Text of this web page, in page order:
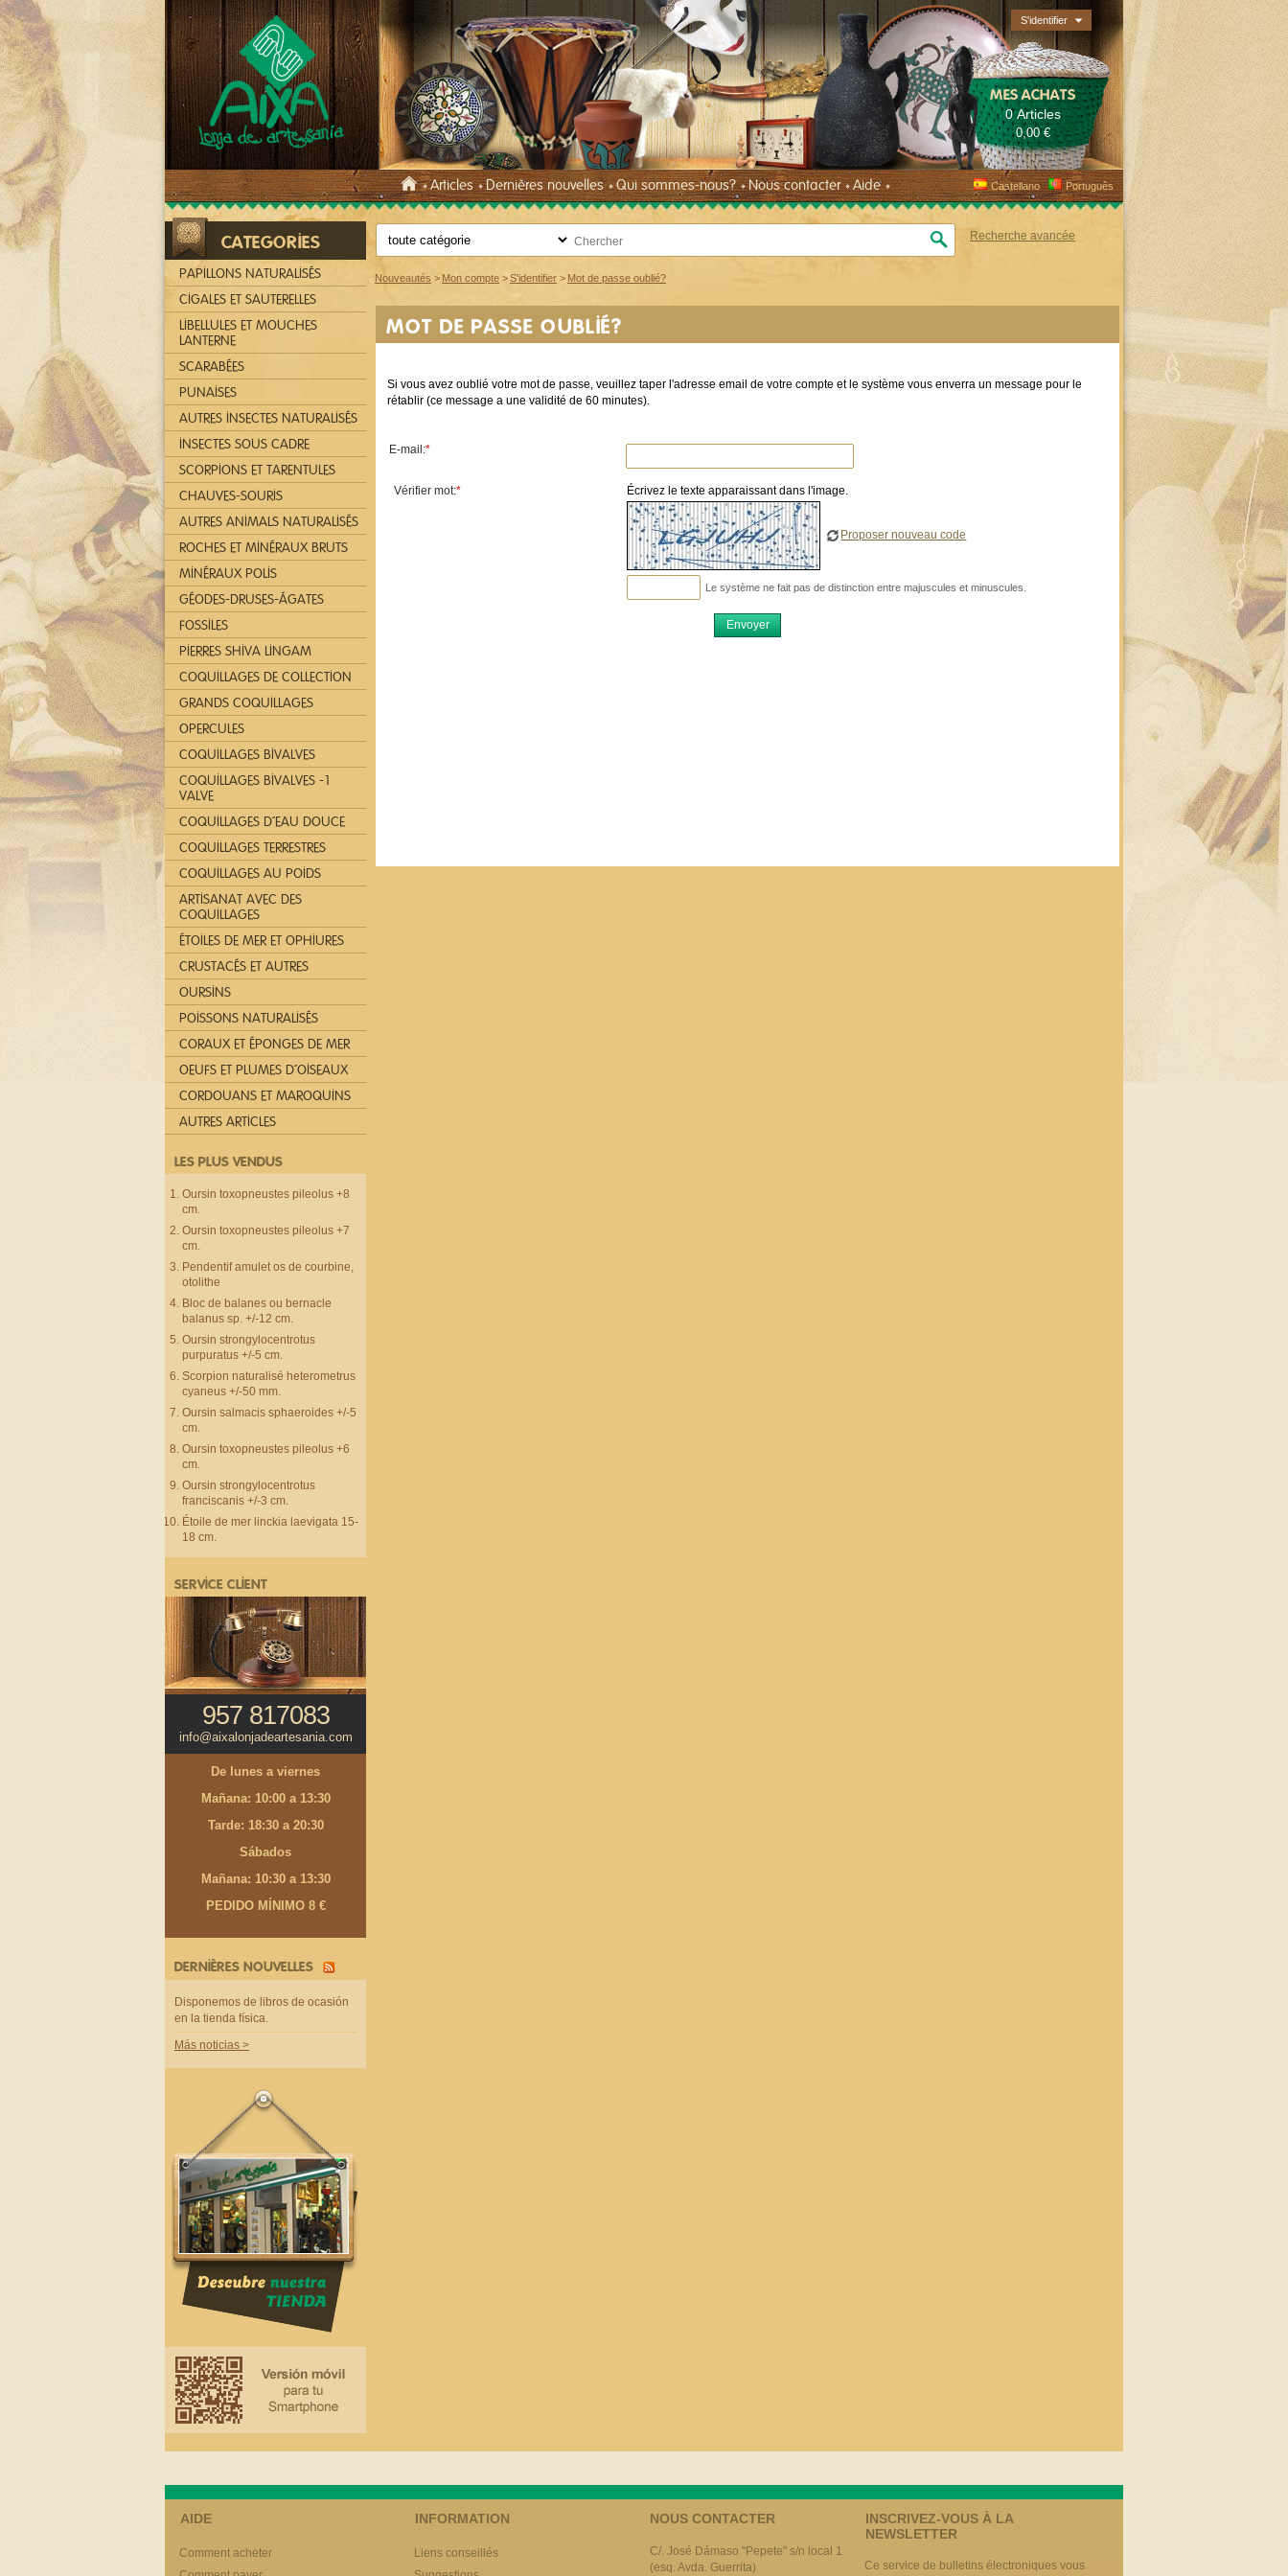
Nouveautés > Mon compte >S'identifier > Mot de passe oublié?
MOT DE PASSE OUBLIÉ?
Si vous avez oublié votre mot de passe, veuillez taper l'adresse email de votre compte et le système vous enverra un message pour le
rétablir (ce message a une validité de 60 minutes).
E-mail:*
Vérifier mot:* Écrivez le texte apparaissant dans l'image.
Proposer nouveau code
Le système ne fait pas de distinction entre majuscules et minuscules.
CATEGORIES
PAPILLONS NATURALISÉS
CIGALES ET SAUTERELLES
LIBELLULES ET MOUCHES
LANTERNE
SCARABÉES
PUNAISES
AUTRES INSECTES NATURALISÉS
INSECTES SOUS CADRE
SCORPIONS ET TARENTULES
CHAUVES-SOURIS
AUTRES ANIMALS NATURALISÉS
ROCHES ET MINÉRAUX BRUTS
MINÉRAUX POLIS
GÉODES-DRUSES-ÁGATES
FOSSILES
PIERRES SHIVA LINGAM
COQUILLAGES DE COLLECTION
GRANDS COQUILLAGES
OPERCULES
COQUILLAGES BIVALVES
COQUILLAGES BIVALVES -1
VALVE
COQUILLAGES D´EAU DOUCE
COQUILLAGES TERRESTRES
COQUILLAGES AU POIDS
ARTISANAT AVEC DES
COQUILLAGES
ÉTOILES DE MER ET OPHIURES
CRUSTACÉS ET AUTRES
OURSINS
POISSONS NATURALISÉS
CORAUX ET ÉPONGES DE MER
OEUFS ET PLUMES D´OISEAUX
CORDOUANS ET MAROQUINS
AUTRES ARTICLES
LES PLUS VENDUS
Oursin toxopneustes pileolus +8
cm.
Oursin toxopneustes pileolus +7
cm.
Pendentif amulet os de courbine,
otolithe
Bloc de balanes ou bernacle
balanus sp. +/-12 cm.
Oursin strongylocentrotus
purpuratus +/-5 cm.
Scorpion naturalisé heterometrus
cyaneus +/-50 mm.
Oursin salmacis sphaeroides +/-5
cm.
Oursin toxopneustes pileolus +6
cm.
Oursin strongylocentrotus
franciscanis +/-3 cm.
Étoile de mer linckia laevigata 15-
18 cm.
SERVICE CLIENT
957 817083
info@aixalonjadeartesania.com
De lunes a viernes
Mañana: 10:00 a 13:30
Tarde: 18:30 a 20:30
Sábados
Mañana: 10:30 a 13:30
PEDIDO MÍNIMO 8 €
DERNIÈRES NOUVELLES
Disponemos de libros de ocasión
en la tienda física.
Más noticias >
Castellano Português
MES ACHATS
0 Articles
0,00 €
Recherche avancée
S'identifier
Articles Dernières nouvelles Qui sommes-nous? Nous contacter Aide
AIDE
Comment acheter
INFORMATION
Liens conseillés
NOUS CONTACTER
C/. José Dámaso "Pepete" s/n local 1
(esq. Avda. Guerrita)
INSCRIVEZ-VOUS À LA
NEWSLETTER
Ce service de bulletins électroniques vous